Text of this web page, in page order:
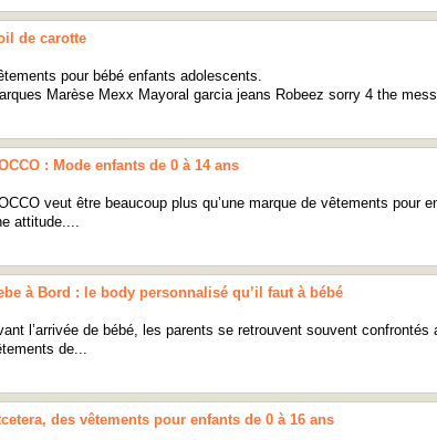
de carotte
pour bébé enfants adolescents.
Marèse Mexx Mayoral garcia jeans Robeez sorry 4 the
: Mode enfants de 0 à 14 ans
veut être beaucoup plus qu’une marque de vêtements pour
attitude....
à Bord : le body personnalisé qu’il faut à bébé
l’arrivée de bébé, les parents se retrouvent souvent confrontés
de...
des vêtements pour enfants de 0 à 16 ans